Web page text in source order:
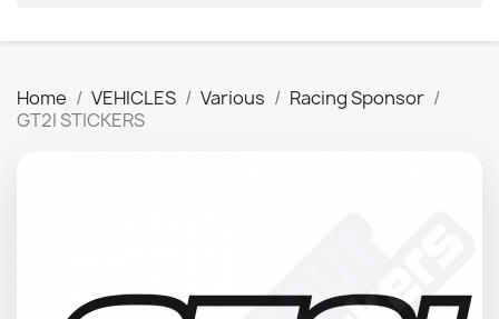
Home VEHICLES Various
Racing Sponsor
GT2I STICKERS